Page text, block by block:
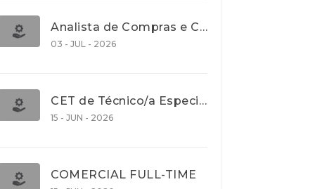
Analista de Compras e Contratos (Banca)
03 - JUL - 2026
CET de Técnico/a Especialista em Comércio Internacional (Nível 5)
15 - JUN - 2026
COMERCIAL FULL-TIME